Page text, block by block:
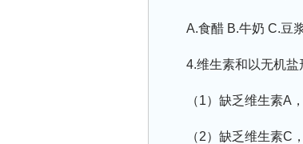
A.食醋 B.牛奶 C.豆
4.维生素和以无机盐
（1）缺乏维生素A
（2）缺乏维生素C